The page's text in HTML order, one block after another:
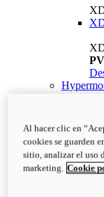
Al hacer clic en
cookies se guarden
sitio, analizar el uso
marketing. Cookie